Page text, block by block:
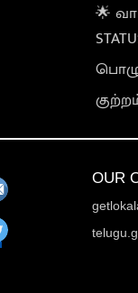
🌟
OUR